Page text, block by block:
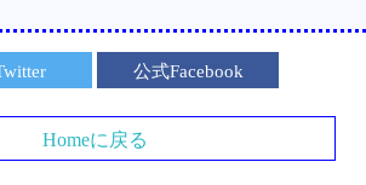
公式Facebook
Homeに戻る